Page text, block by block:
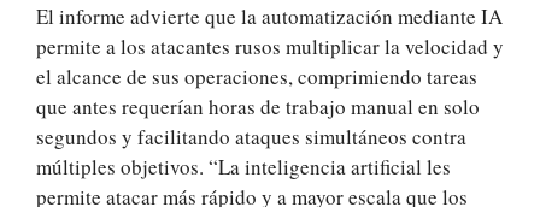
El informe advierte que la automatización mediante IA
permite a los atacantes rusos multiplicar la velocidad y
el alcance de sus operaciones, comprimiendo tareas
que antes requerían horas de trabajo manual en solo
segundos y facilitando ataques simultáneos contra
múltiples objetivos. “La inteligencia artificial les
permite atacar más rápido y a mayor escala que los